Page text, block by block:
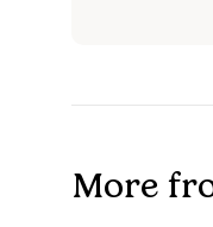
em silêncio
More